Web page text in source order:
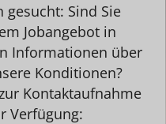
Sind Sie
Jobangebot in
Informationen über
Konditionen?
Kontaktaufnahme
Verfügung: